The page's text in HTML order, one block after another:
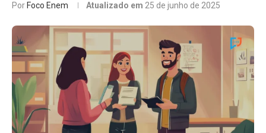
Por Foco Enem Atualizado em 25 de junho de 2025